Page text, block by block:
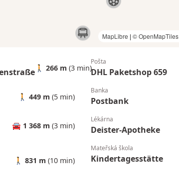
MapLibre | © OpenMapTiles
🚶 266 m (3 min)
Pošta
DHL Paketshop 659
🚶 449 m (5 min)
Banka
Postbank
🚘 1 368 m (3 min)
Lékárna
Deister-Apotheke
🚶 831 m (10 min)
Mateřská škola
Kindertagesstätte